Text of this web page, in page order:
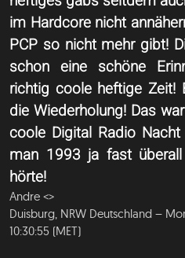
im Hardcore nicht
PCP so nicht mehr gibt!
schon eine schöne
richtig coole heftige
die Wiederholung! Das
coole Digital Radio
man 1993 ja fast
hörte!
Andre <>
Duisburg, NRW Deutschland –
10:30:55 (MET)